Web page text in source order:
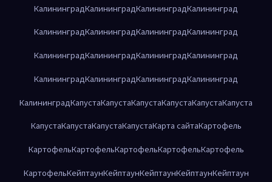
КалининградКалининградКалининградКалининград
КалининградКалининградКалининградКалининград
КалининградКалининградКалининградКалининград
КалининградКалининградКалининградКалининград
КалининградКапустаКапустаКапустаКапустаКапустаКапуста
КапустаКапустаКапустаКапустаКарта сайтаКартофель
КартофельКартофельКартофельКартофельКартофель
КартофельКейптаунКейптаунКейптаунКейптаунКейптаун